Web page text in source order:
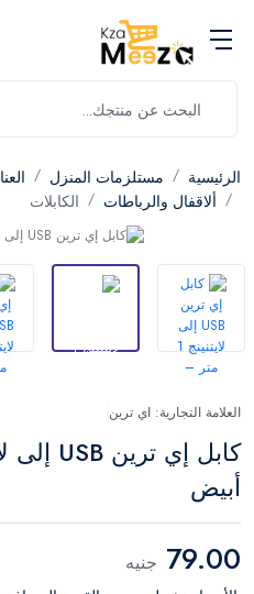
الرئيسية مستلزمات المنزل
ألاقفال والرباطات
الكابلات
العلامة التجارية: اي ترين
أبيض
79.00 جنيه